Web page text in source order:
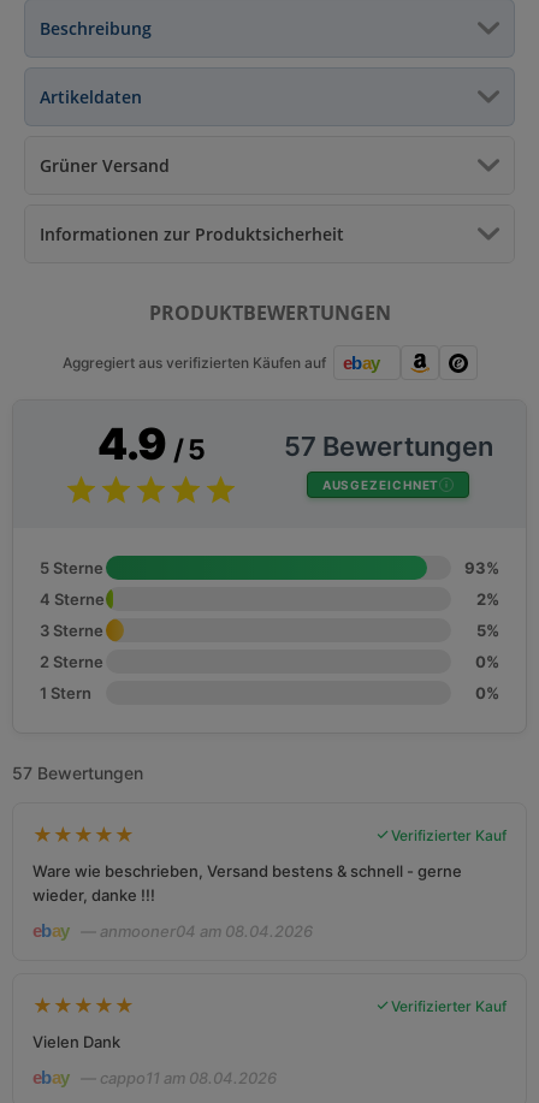
Beschreibung
Artikeldaten
Grüner Versand
Informationen zur Produktsicherheit
PRODUKTBEWERTUNGEN
Aggregiert aus verifizierten Käufen auf
4.9 / 5 57 Bewertungen
AUSGEZEICHNET
5 Sterne
93%
4 Sterne
2%
3 Sterne
5%
2 Sterne
0%
1 Stern
0%
57 Bewertungen
★ ★ ★ ★ ★ Verifizierter Kauf
Ware wie beschrieben, Versand bestens & schnell - gerne
wieder, danke !!!
— anmooner04 am 08.04.2026
★ ★ ★ ★ ★ Verifizierter Kauf
Vielen Dank
— cappo11 am 08.04.2026